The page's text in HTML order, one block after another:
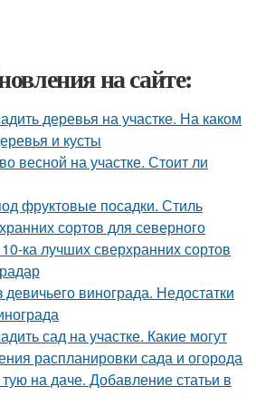
на сайте:
деревья на участке. На каком
и кусты
весной на участке. Стоит ли
фруктовые посадки. Стиль
сортов для северного
ка лучших сверхранних сортов
винограда. Недостатки
сад на участке. Какие могут
распланировки сада и огорода
тую на даче. Добавление статьи в